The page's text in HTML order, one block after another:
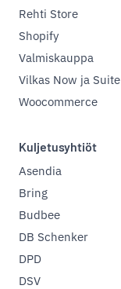
Rehti Store
Shopify
Valmiskauppa
Vilkas Now ja Suite
Woocommerce
Kuljetusyhtiöt
Asendia
Bring
Budbee
DB Schenker
DPD
DSV